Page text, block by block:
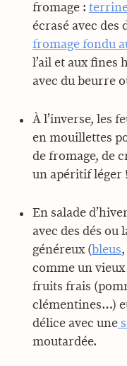
fromage :
écrasé avec des
fromage fondu
l’ail et aux fines
avec du beurre
À l’inverse, les
en mouillettes
de fromage, de
un apéritif léger !
En salade
avec des dés ou
généreux (bleus
comme un
fruits frais
clémentines…)
délice avec une
moutardée.